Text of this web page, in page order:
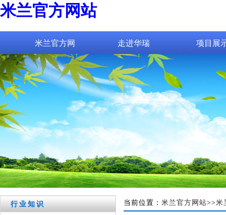
米兰官方网站
米兰官方网
站_米兰(中
国)
走进华瑞 项目展
行业知识 当前位置： 米兰官方网站>>米